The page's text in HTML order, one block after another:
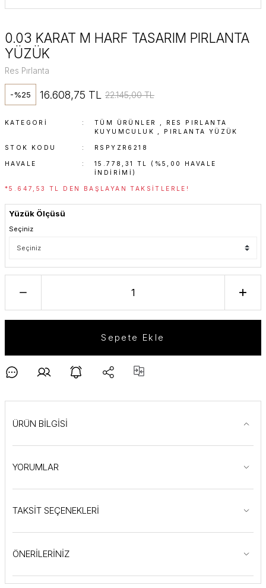
0.03 KARAT M HARF TASARIM PIRLANTA
YÜZÜK
Res Pırlanta
-%25 16.608,75 TL 22.145,00 TL
KATEGORI TÜM ÜRÜNLER
RES PIRLANTA
KUYUMCULUK
PIRLANTA YÜZÜK
STOK KODU RSPYZR6218
HAVALE
15.778,31 TL (%5,00 HAVALE
INDIRIMI)
*5.647,53 TL DEN BAŞLAYAN TAKSITLERLE!
Yüzük Ölçüsü
Seçiniz
Sepete Ekle
ÜRÜN BİLGİSİ
YORUMLAR
TAKSİT SEÇENEKLERİ
ÖNERİLERİNİZ